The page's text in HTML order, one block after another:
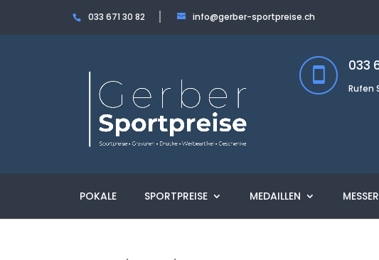
033 671 30 82 info@gerber-sportpreise.ch
033
Rufen
POKALE SPORTPREISE MEDAILLEN MESSER